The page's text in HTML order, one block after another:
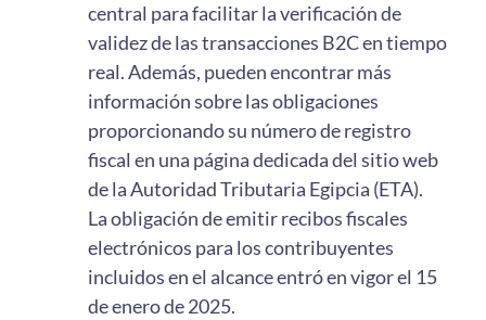
central para facilitar la verificación de
validez de las transacciones B2C en tiempo
real. Además, pueden encontrar más
información sobre las obligaciones
proporcionando su número de registro
fiscal en una página dedicada del sitio web
de la Autoridad Tributaria Egipcia (ETA).
La obligación de emitir recibos fiscales
electrónicos para los contribuyentes
incluidos en el alcance entró en vigor el 15
de enero de 2025.